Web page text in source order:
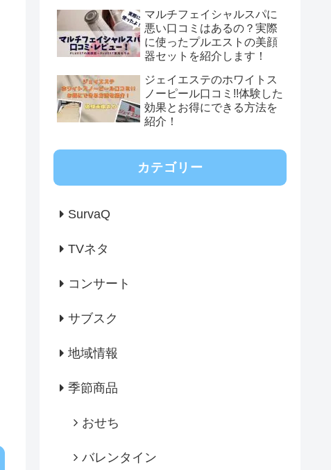
マルチフェイシャルスパに
悪い口コミはあるの？実際
に使ったプルエストの美顔
器セットを紹介します！
ジェイエステのホワイトス
ノーピール口コミ!!体験した
効果とお得にできる方法を
紹介！
カテゴリー
SurvaQ
TVネタ
コンサート
サブスク
地域情報
季節商品
おせち
バレンタイン